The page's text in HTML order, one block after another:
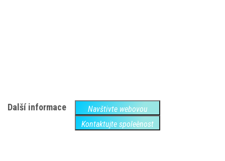
Další informace
Navštivte webovou
Kontaktujte spoleènost